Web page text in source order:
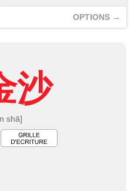
OPTIONS →
沙
shā]